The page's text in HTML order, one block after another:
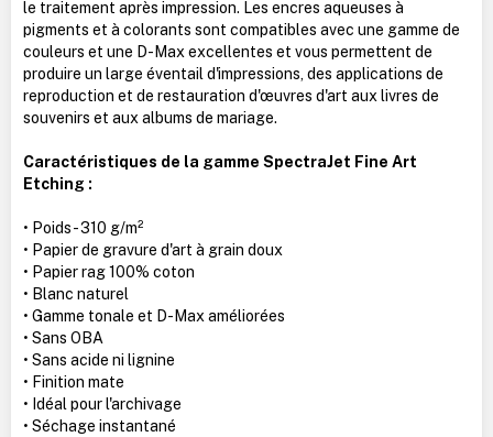
le traitement après impression. Les encres aqueuses à
pigments et à colorants sont compatibles avec une gamme de
couleurs et une D-Max excellentes et vous permettent de
produire un large éventail d'impressions, des applications de
reproduction et de restauration d'œuvres d'art aux livres de
souvenirs et aux albums de mariage.
Caractéristiques de la gamme SpectraJet Fine Art
Etching :
• Poids - 310 g/m²
• Papier de gravure d'art à grain doux
• Papier rag 100% coton
• Blanc naturel
• Gamme tonale et D-Max améliorées
• Sans OBA
• Sans acide ni lignine
• Finition mate
• Idéal pour l'archivage
• Séchage instantané